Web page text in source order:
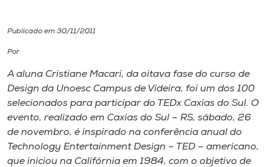
Diplomados
CPA
Biblioteca
Publicado em 30/11/2011
Por
A aluna Cristiane Macari, da oitava fase do curso de
Design da Unoesc Campus de Videira, foi um dos 100
selecionados para participar do TEDx Caxias do Sul. O
evento, realizado em Caxias do Sul – RS, sábado, 26
de novembro, é inspirado na conferência anual do
Technology Entertainment Design – TED – americano,
que iniciou na Califórnia em 1984, com o objetivo de